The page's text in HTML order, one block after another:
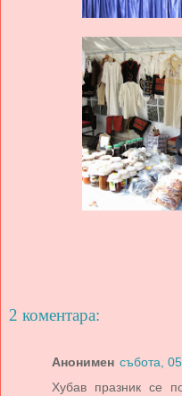
2 коментара:
Анонимен събота,
Хубав празник се